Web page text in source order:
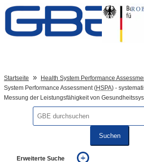
Zum Inhalt
Sprachumschaltung
Startseite Health System Performance
System Performance Assessment (HSPA) -
Messung der Leistungsfähigkeit von
Suchen
Erweiterte Suche